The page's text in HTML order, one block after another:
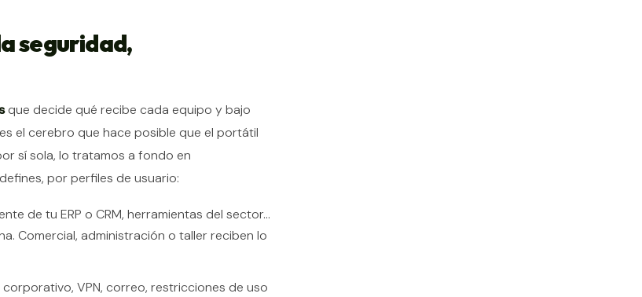
seguridad,
que decide qué recibe cada equipo y bajo
el cerebro que hace posible que el portátil
sí sola, lo tratamos a fondo en
por perfiles de usuario:
de tu ERP o CRM, herramientas del sector…
Comercial, administración o taller reciben lo
VPN, correo, restricciones de uso